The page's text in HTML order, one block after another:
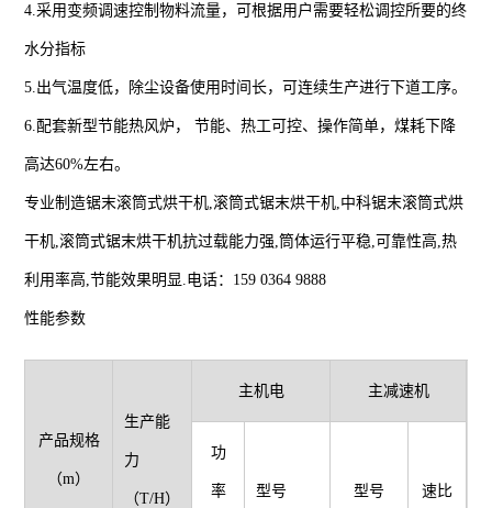
4.采用变频调速控制物料流量，可根据用户需要轻松调控所要的终
水分指标
5.出气温度低，除尘设备使用时间长，可连续生产进行下道工序。
6.配套新型节能热风炉， 节能、热工可控、操作简单，煤耗下降
高达60%左右。
专业制造锯末滚筒式烘干机,滚筒式锯末烘干机,中科锯末滚筒式烘
干机,滚筒式锯末烘干机抗过载能力强,筒体运行平稳,可靠性高,热
利用率高,节能效果明显.电话：159 0364 9888
性能参数
产品规格
（m）
生产能
力
（T/H）
主机电 主减速机
功
率 型号 型号 速比